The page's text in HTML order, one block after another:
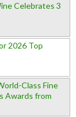
Celebrates 3
2026 Top
Class Fine
Awards from